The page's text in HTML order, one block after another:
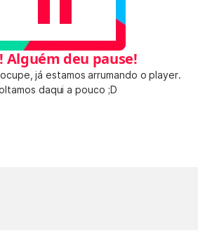
Alguém deu pause!
já estamos arrumando o player.
daqui a pouco ;D